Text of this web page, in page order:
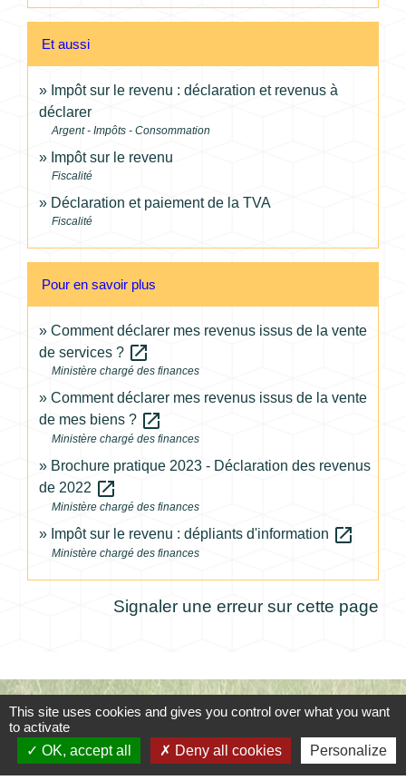
Et aussi
Impôt sur le revenu : déclaration et revenus à
déclarer
Argent - Impôts - Consommation
Impôt sur le revenu
Fiscalité
Déclaration et paiement de la TVA
Fiscalité
Pour en savoir plus
Comment déclarer mes revenus issus de la vente
de services ? open_in_new
Ministère chargé des finances
Comment déclarer mes revenus issus de la vente
de mes biens ? open_in_new
Ministère chargé des finances
Brochure pratique 2023 - Déclaration des revenus
de 2022 open_in_new
Ministère chargé des finances
Impôt sur le revenu : dépliants d'information open_in_new
Ministère chargé des finances
Signaler une erreur sur cette page
Contacts
Commune de Coursac
1 place de la Mairie
This site uses cookies and gives you control over what you want
to activate
OK, accept all
Deny all cookies Personalize